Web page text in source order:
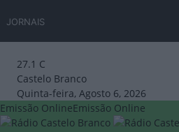
JORNAIS
27.1 C
Castelo Branco
Quinta-feira, Agosto 6, 2026
Emissão OnlineEmissão Online